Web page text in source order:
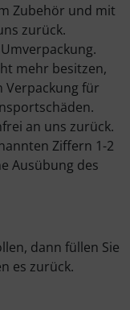
Zubehör und mit
zurück.
mehr besitzen,
Verpackung für
an uns zurück.
Ziffern 1-2
Ausübung des
dann füllen Sie
es zurück.